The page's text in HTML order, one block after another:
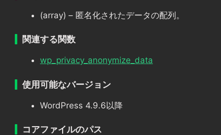
(array) – 匿名化されたデータの配列。
関連する関数
wp_privacy_anonymize_data
使用可能なバージョン
WordPress 4.9.6以降
コアファイルのパス